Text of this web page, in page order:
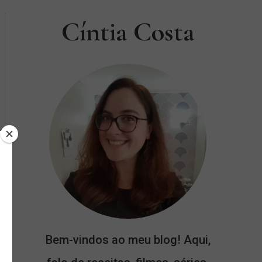
Cíntia Costa
Bem-vindos ao meu blog! Aqui,